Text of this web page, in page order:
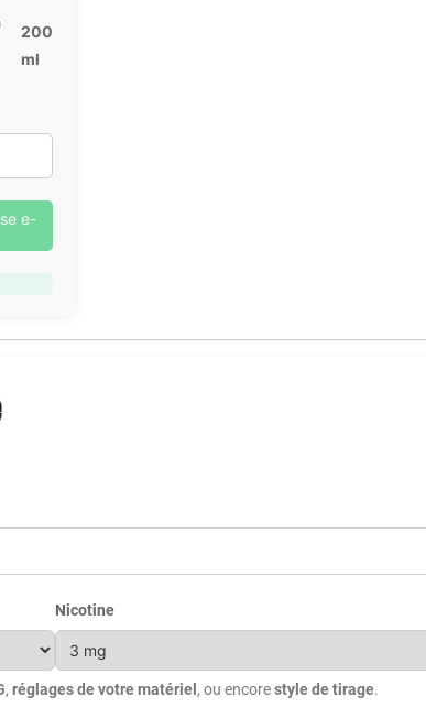
200
ml
e-
Nicotine
, réglages de votre matériel , ou encorestyle de tirage.